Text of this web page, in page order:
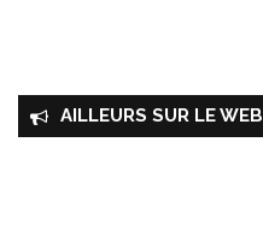
AILLEURS SUR LE WEB